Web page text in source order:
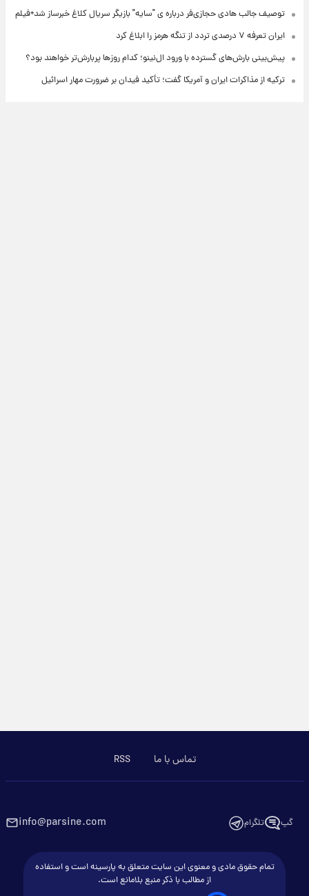
توصیف جالب هادی حجازی‌فر درباره ی "سایه" بازیگر سریال کلاغ خبرساز شد+فیلم
ایران تعرفه ۷ درصدی تردد از تنگه هرمز را ابلاغ کرد
پیش‌بینی بارش‌های گسترده با ورود ال‌نینو؛ کدام روزها پربارش‌تر خواهند بود؟
ترکیه از مذاکرات ایران و آمریکا گفت؛ تأکید فیدان بر ضرورت مهار اسرائیل
تماس با ما RSS
گپ تلگرام info@parsine.com
تمام حقوق مادی و معنوی این سایت متعلق به پارسینه است و استفاده
از مطالب با ذکر منبع بلامانع است.